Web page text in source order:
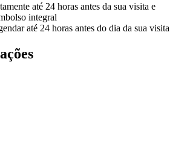
até 24 horas antes da sua visita e
integral
até 24 horas antes do dia da sua visita